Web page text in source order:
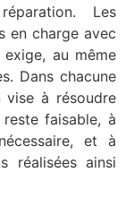
Les
en charge avec
au même
Dans chacune
vise à résoudre
faisable, à
et à
réalisées ainsi